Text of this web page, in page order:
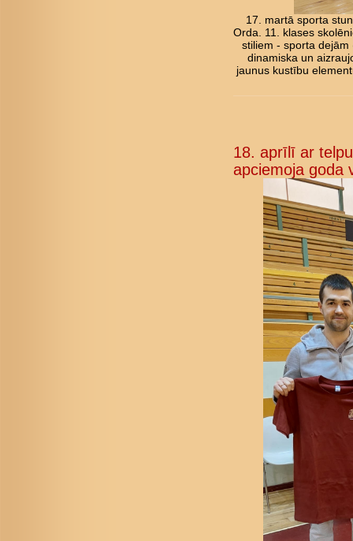
17. martā sporta
Orda. 11. klases
stiliem - sporta
dinamiska un
jaunus kustību
18. aprīlī ar
apciemoja goda